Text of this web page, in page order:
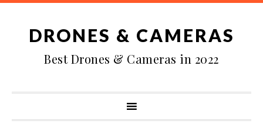
DRONES & CAMERAS
Best Drones & Cameras in 2022